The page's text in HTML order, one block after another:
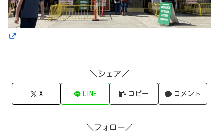
＼シェア／
X LINE コピー コメント
＼フォロー／